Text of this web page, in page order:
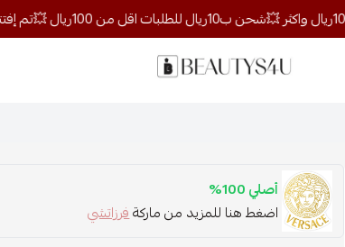
روائح الجمال
أصلي 100%
اضغط هنا للمزيد من ماركةفرزاتشي